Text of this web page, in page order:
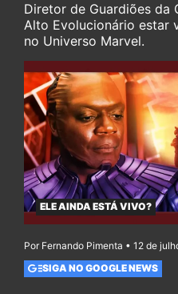
Diretor de Guardiões da
Alto Evolucionário estar
no Universo Marvel.
ELE AINDA ESTÁ VIVO?
Por Fernando Pimenta • 12 de
SIGA NO GOOGLE NEWS